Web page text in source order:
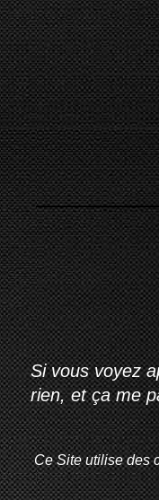
Si vous voyez
rien, et ça me
Ce Site utilise des